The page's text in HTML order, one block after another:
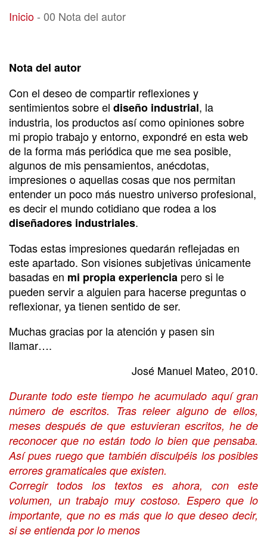
00 Nota del autor
Inicio- 00 Nota del autor
Nota del autor
Con el deseo de compartir reflexiones y
sentimientos sobre el diseño industrial, la
industria, los productos así como opiniones sobre
mi propio trabajo y entorno, expondré en esta web
de la forma más periódica que me sea posible,
algunos de mis pensamientos, anécdotas,
impresiones o aquellas cosas que nos permitan
entender un poco más nuestro universo profesional,
es decir el mundo cotidiano que rodea a los
diseñadores industriales.
Todas estas impresiones quedarán reflejadas en
este apartado. Son visiones subjetivas únicamente
basadas en mi propia experiencia pero si le
pueden servir a alguien para hacerse preguntas o
reflexionar, ya tienen sentido de ser.
Muchas gracias por la atención y pasen sin
llamar….
José Manuel Mateo, 2010.
Durante todo este tiempo he acumulado aquí gran
número de escritos. Tras releer alguno de ellos,
meses después de que estuvieran escritos, he de
reconocer que no están todo lo bien que pensaba.
Así pues ruego que también disculpéis los posibles
errores gramaticales que existen.
Corregir todos los textos es ahora, con este
volumen, un trabajo muy costoso. Espero que lo
importante, que no es más que lo que deseo decir,
si se entienda por lo menos